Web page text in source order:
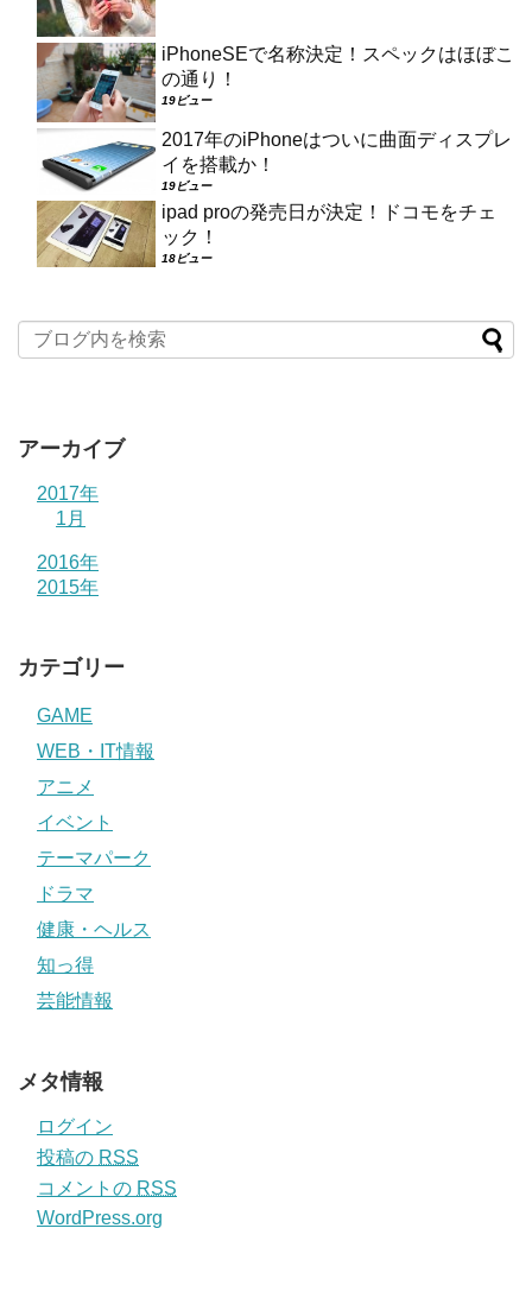
iPhoneSEで名称決定！スペックはほぼこ
の通り！
19ビュー
2017年のiPhoneはついに曲面ディスプレ
イを搭載か！
19ビュー
ipad proの発売日が決定！ドコモをチェ
ック！
18ビュー
アーカイブ
2017年
1月
2016年
2015年
カテゴリー
GAME
WEB・IT情報
アニメ
イベント
テーマパーク
ドラマ
健康・ヘルス
知っ得
芸能情報
メタ情報
ログイン
投稿の RSS
コメントの RSS
WordPress.org